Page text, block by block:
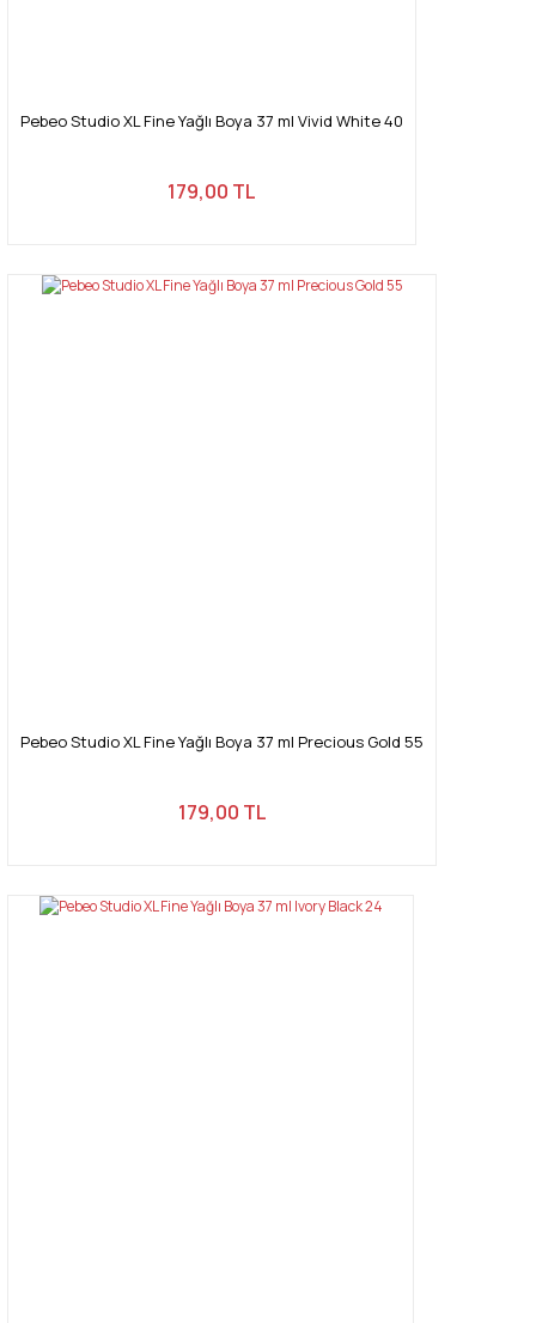
Pebeo Studio XL Fine Yağlı Boya 37 ml Vivid White 40
179,00 TL
Pebeo Studio XL Fine Yağlı Boya 37 ml Precious Gold 55
179,00 TL